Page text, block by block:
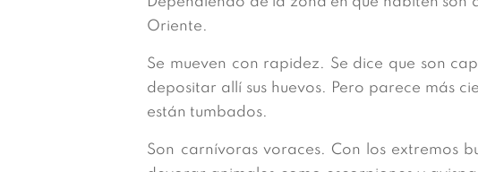
Oriente.
Se mueven con rapidez. Se dice que son
depositar allí sus huevos. Pero parece más
están tumbados.
Son carnívoras voraces. Con los extremos